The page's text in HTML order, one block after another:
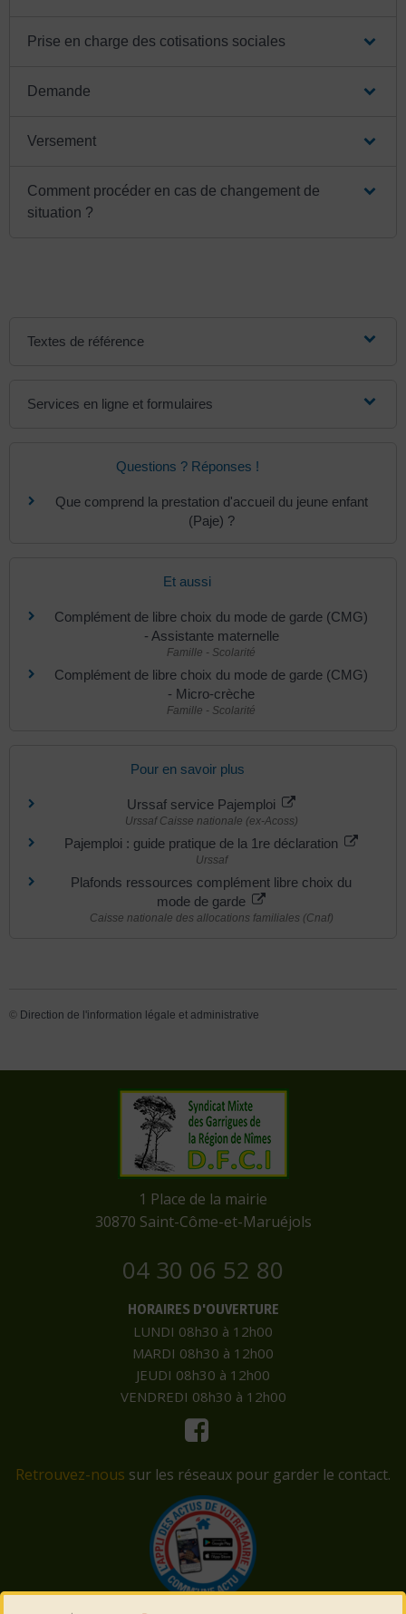
Prise en charge des cotisations sociales
Demande
Versement
Comment procéder en cas de changement de
situation ?
Textes de référence
Services en ligne et formulaires
Questions ? Réponses !
Que comprend la prestation d'accueil du jeune enfant
(Paje) ?
Et aussi
Complément de libre choix du mode de garde (CMG)
- Assistante maternelle
Famille - Scolarité
Complément de libre choix du mode de garde (CMG)
- Micro-crèche
Famille - Scolarité
Pour en savoir plus
Urssaf service Pajemploi
Urssaf Caisse nationale (ex-Acoss)
Pajemploi : guide pratique de la 1re déclaration
Urssaf
Plafonds ressources complément libre choix du
mode de garde
Caisse nationale des allocations familiales (Cnaf)
© Direction de l'information légale et administrative
​1 Place de la mairie
​30870 Saint-Côme-et-Maruéjols
04 30 06 52 80
HORAIRES D'OUVERTURE
LUNDI 08h30 à 12h00
MARDI 08h30 à 12h00
JEUDI 08h30 à 12h00
VENDREDI 08h30 à 12h00
Retrouvez-nous sur les réseaux pour garder le contact.